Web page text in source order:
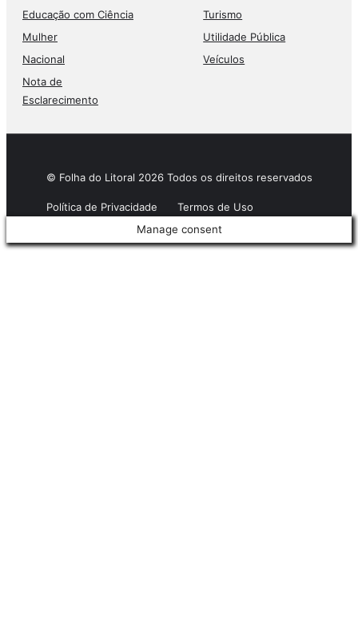
Educação com Ciência
Mulher
Nacional
Nota de
Esclarecimento
Turismo
Utilidade Pública
Veículos
© Folha do Litoral 2026 Todos os direitos reservados
Política de Privacidade
Termos de Uso
Manage consent